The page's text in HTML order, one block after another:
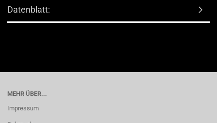
Datenblatt:
MEHR ÜBER...
Impressum